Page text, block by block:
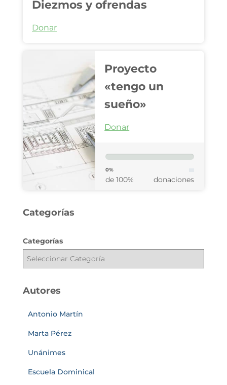
Diezmos y ofrendas
Donar
Proyecto
«tengo un
sueño»
Donar
0%
de 100% donaciones
Categorías
Categorías
Autores
Antonio Martín
Marta Pérez
Unánimes
Escuela Dominical